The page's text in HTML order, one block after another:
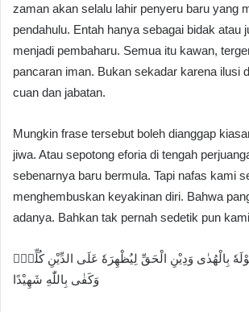
zaman akan selalu lahir penyeru baru yang
pendahulu. Entah hanya sebagai bidak atau
menjadi pembaharu. Semua itu kawan,
pancaran iman. Bukan sekadar karena ilusi
cuan dan jabatan.
Mungkin frase tersebut boleh dianggap
jiwa. Atau sepotong eforia di tengah
sebenarnya baru bermula. Tapi nafas kami
menghembuskan keyakinan diri. Bahwa
adanya. Bahkan tak pernah sedetik pun
بِالْهُدٰى وَدِيْنِ الْحَقِّ لِيُظْهِرَهٗ عَلَى الدِّيْنِ كُلِّهٖۗ
وَكَفٰى بِاللّٰهِ شَهِيْدًا